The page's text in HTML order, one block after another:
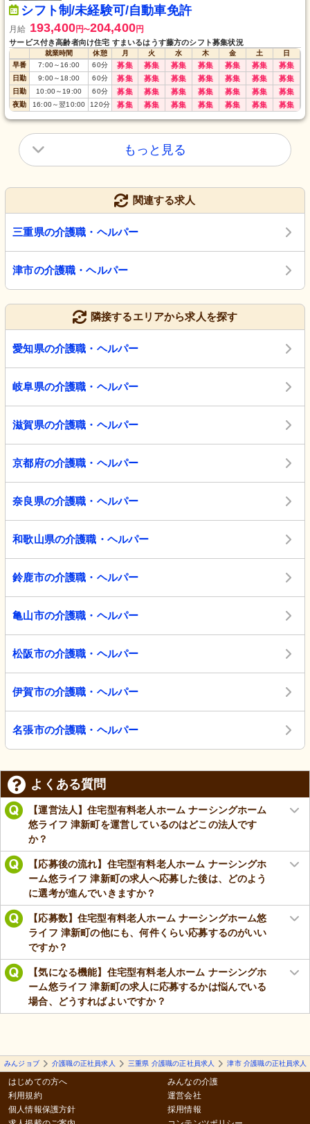
シフト制/未経験可/自動車免許
月給 193,400円〜204,400円
サービス付き高齢者向け住宅 すまいるはうす藤方のシフト募集状況
就業時間 休憩 月 火 水 木 金 土
日
早番
7:00～ 16:00 60分 募集 募集 募集 募集 募集 募集 募集
日勤 9:00～ 18:00 60分 募集 募集 募集 募集 募集 募集 募集
日勤 10:00～ 19:00 60分 募集 募集 募集 募集 募集 募集 募集
夜勤 16:00～翌10:00 120分 募集 募集 募集 募集 募集 募集 募集
もっと見る
関連する求人
三重県の介護職・ヘルパー
津市の介護職・ヘルパー
隣接するエリアから求人を探す
愛知県の介護職・ヘルパー
岐阜県の介護職・ヘルパー
滋賀県の介護職・ヘルパー
京都府の介護職・ヘルパー
奈良県の介護職・ヘルパー
和歌山県の介護職・ヘルパー
鈴鹿市の介護職・ヘルパー
亀山市の介護職・ヘルパー
松阪市の介護職・ヘルパー
伊賀市の介護職・ヘルパー
名張市の介護職・ヘルパー
よくある質問
【運営法人】住宅型有料老人ホーム ナーシングホーム
悠ライフ 津新町を運営しているのはどこの法人です
か？
【応募後の流れ】住宅型有料老人ホーム ナーシングホ
ーム悠ライフ 津新町の求人へ応募した後は、どのよう
に選考が進んでいきますか？
【応募数】住宅型有料老人ホーム ナーシングホーム悠
ライフ 津新町の他にも、何件くらい応募するのがいい
ですか？
【気になる機能】住宅型有料老人ホーム ナーシングホ
ーム悠ライフ 津新町の求人に応募するかは悩んでいる
場合、どうすればよいですか？
みんジョブ 介護職の正社員求人 三重県 介護職の正社員求人 津市 介護職の正社員求人
はじめての方へ
利用規約
個人情報保護方針
みんなの介護
運営会社
採用情報